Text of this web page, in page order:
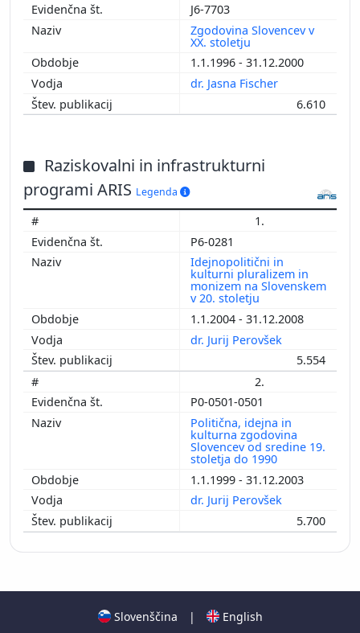
J6-7703
Zgodovina Slovencev v
XX. stoletju
1.1.1996 - 31.12.2000
dr. Jasna Fischer
6.610
Raziskovalni in infrastrukturni
programi ARIS Legenda
1.
P6-0281
Idejnopolitični in
kulturni pluralizem in
monizem na Slovenskem
v 20. stoletju
1.1.2004 - 31.12.2008
dr. Jurij Perovšek
5.554
2.
P0-0501-0501
Politična, idejna in
kulturna zgodovina
Slovencev od sredine 19.
stoletja do 1990
1.1.1999 - 31.12.2003
dr. Jurij Perovšek
5.700
Slovenščina | English